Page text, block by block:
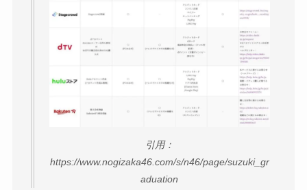
引用：
https://www.nogizaka46.com/s/n46/page/suzuki_gr
aduation